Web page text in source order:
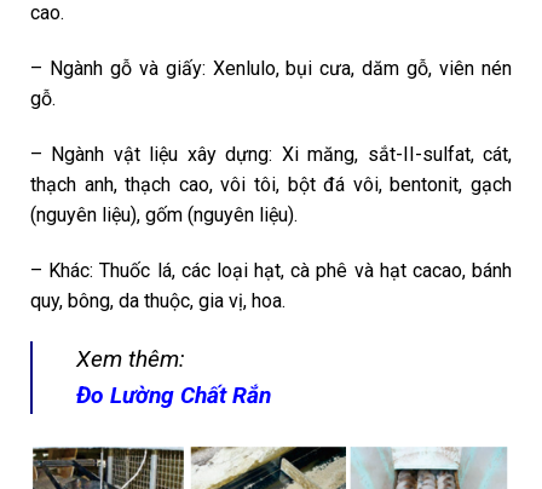
cao.
– Ngành gỗ và giấy: Xenlulo, bụi cưa, dăm gỗ, viên nén
gỗ.
– Ngành vật liệu xây dựng: Xi măng, sắt-II-sulfat, cát,
thạch anh, thạch cao, vôi tôi, bột đá vôi, bentonit, gạch
(nguyên liệu), gốm (nguyên liệu).
– Khác: Thuốc lá, các loại hạt, cà phê và hạt cacao, bánh
quy, bông, da thuộc, gia vị, hoa.
Xem thêm:
Đo Lường Chất Rắn